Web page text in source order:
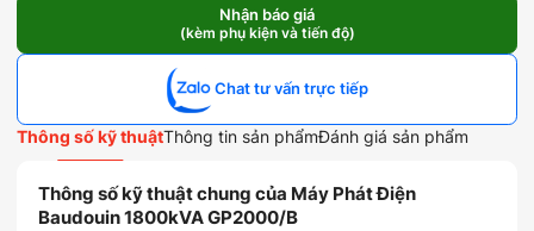
Nhận báo giá
(kèm phụ kiện và tiến độ)
Chat tư vấn trực tiếp
Thông số kỹ thuậtThông tin sản phẩmĐánh giá sản phẩm
Thông số kỹ thuật chung của Máy Phát Điện
Baudouin 1800kVA GP2000/B